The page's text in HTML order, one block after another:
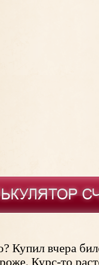
Купил вчера
Курс-то